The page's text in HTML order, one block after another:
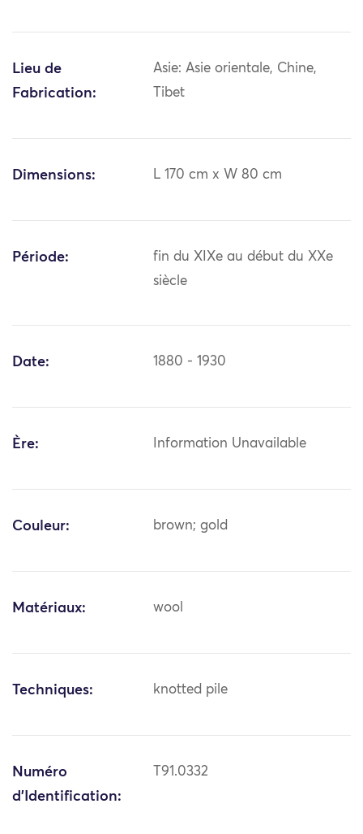
Lieu de
Fabrication:
Asie: Asie orientale, Chine,
Tibet
Dimensions: L 170 cm x W 80 cm
Période:
fin du XIXe au début du XXe
siècle
Date: 1880 - 1930
Ère: Information Unavailable
Couleur: brown; gold
Matériaux: wool
Techniques: knotted pile
Numéro
d'Identification:
T91.0332